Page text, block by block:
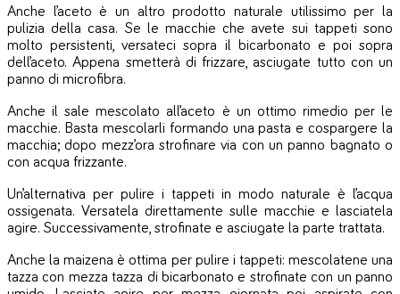
Anche l’aceto è un altro prodotto naturale utilissimo per la
pulizia della casa. Se le macchie che avete sui tappeti sono
molto persistenti, versateci sopra il bicarbonato e poi sopra
dell’aceto. Appena smetterà di frizzare, asciugate tutto con un
panno di microfibra.
Anche il sale mescolato all’aceto è un ottimo rimedio per le
macchie. Basta mescolarli formando una pasta e cospargere la
macchia; dopo mezz’ora strofinare via con un panno bagnato o
con acqua frizzante.
Un’alternativa per pulire i tappeti in modo naturale è l’acqua
ossigenata. Versatela direttamente sulle macchie e lasciatela
agire. Successivamente, strofinate e asciugate la parte trattata.
Anche la maizena è ottima per pulire i tappeti: mescolatene una
tazza con mezza tazza di bicarbonato e strofinate con un panno